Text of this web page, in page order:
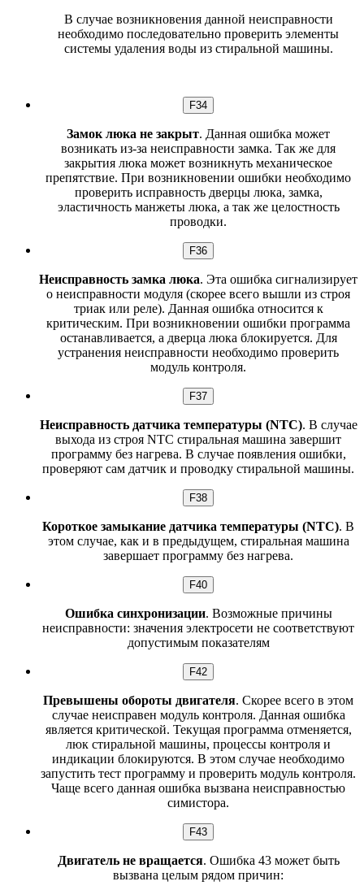
В случае возникновения данной неисправности
необходимо последовательно проверить элементы
системы удаления воды из стиральной машины.
F34
Замок люка не закрыт. Данная ошибка может
возникать из-за неисправности замка. Так же для
закрытия люка может возникнуть механическое
препятствие. При возникновении ошибки необходимо
проверить исправность дверцы люка, замка,
эластичность манжеты люка, а так же целостность
проводки.
F36
Неисправность замка люка. Эта ошибка сигнализирует
о неисправности модуля (скорее всего вышли из строя
триак или реле). Данная ошибка относится к
критическим. При возникновении ошибки программа
останавливается, а дверца люка блокируется. Для
устранения неисправности необходимо проверить
модуль контроля.
F37
Неисправность датчика температуры (NTC). В случае
выхода из строя NTC стиральная машина завершит
программу без нагрева. В случае появления ошибки,
проверяют сам датчик и проводку стиральной машины.
F38
Короткое замыкание датчика температуры (NTC). В
этом случае, как и в предыдущем, стиральная машина
завершает программу без нагрева.
F40
Ошибка синхронизации. Возможные причины
неисправности: значения электросети не соответствуют
допустимым показателям
F42
Превышены обороты двигателя. Скорее всего в этом
случае неисправен модуль контроля. Данная ошибка
является критической. Текущая программа отменяется,
люк стиральной машины, процессы контроля и
индикации блокируются. В этом случае необходимо
запустить тест программу и проверить модуль контроля.
Чаще всего данная ошибка вызвана неисправностью
симистора.
F43
Двигатель не вращается. Ошибка 43 может быть
вызвана целым рядом причин: